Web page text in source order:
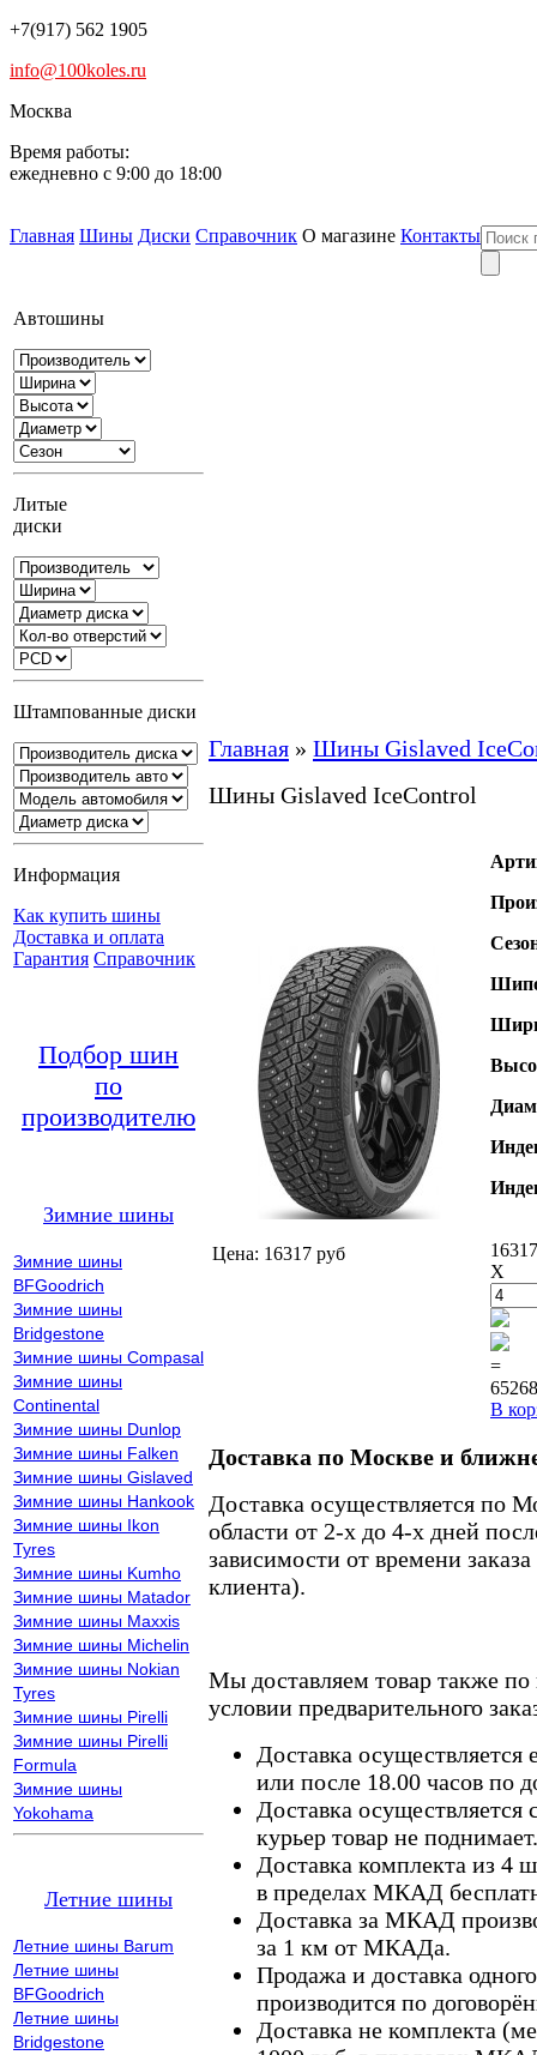
+7(917) 562 1905
info@100koles.ru
Москва
Время работы:
ежедневно с 9:00 до 18:00
Главная Шины Диски Справочник О магазине Контакты
Автошины
Литые
диски
Штампованные диски
Информация
Как купить шины
Доставка и оплата
Гарантия Справочник
Подбор шин
по
производителю
Зимние шины
Зимние шины
BFGoodrich
Зимние шины
Bridgestone
Зимние шины Compasal
Зимние шины
Continental
Зимние шины Dunlop
Зимние шины Falken
Зимние шины Gislaved
Зимние шины Hankook
Зимние шины Ikon
Tyres
Зимние шины Kumho
Зимние шины Matador
Зимние шины Maxxis
Зимние шины Michelin
Зимние шины Nokian
Tyres
Зимние шины Pirelli
Зимние шины Pirelli
Formula
Зимние шины
Yokohama
Летние шины
Летние шины Barum
Летние шины
BFGoodrich
Летние шины
Bridgestone
Главная » Шины Gislaved
Шины Gislaved IceControl
Цена: 16317 руб
X
=
В
Доставка по Москве и
Доставка осуществляется по
области от 2-х до 4-х дней
зависимости от времени
клиента).
Мы доставляем товар также
условии предварительного
Доставка осуществляется
или после 18.00 часов по
Доставка осуществляется
курьер товар не поднимает.
Доставка комплекта из 4
в пределах МКАД
Доставка за МКАД
за 1 км от МКАДа.
Продажа и доставка
производится по
Доставка не комплекта